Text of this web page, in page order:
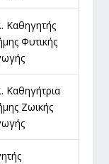
Καθηγητής
Φυτικής
Καθηγήτρια
Ζωικής